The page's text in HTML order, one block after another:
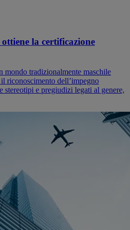
la certificazione
mondo tradizionalmente maschile
riconoscimento dell’impegno
stereotipi e pregiudizi legati al genere,